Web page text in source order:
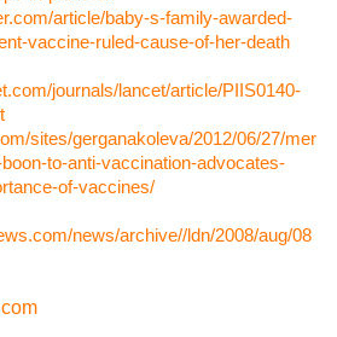
article/baby-s-family-awarded-
vaccine-ruled-cause-of-her-death
journals/lancet/article/PIIS0140-
sites/gerganakoleva/2012/06/27/mer
to-anti-vaccination-advocates-
of-vaccines/
news/archive//ldn/2008/aug/08